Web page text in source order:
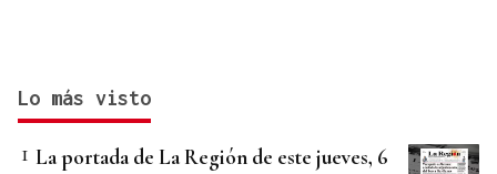
Lo más visto
La portada de La Región de este jueves, 6